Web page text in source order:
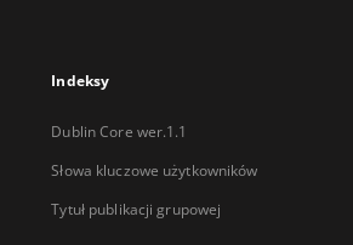
Indeksy
Dublin Core wer.1.1
Słowa kluczowe użytkowników
Tytuł publikacji grupowej